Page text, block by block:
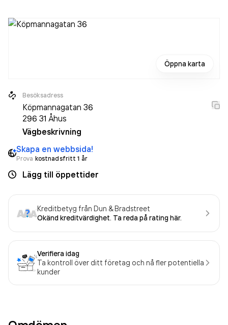
räkenskapsåret (2025).
Öppna karta
Besöksadress
Köpmannagatan 36
296 31 Åhus
Vägbeskrivning
Skapa en webbsida!
Prova kostnadsfritt 1 år
Lägg till öppettider
Kreditbetyg från Dun & Bradstreet
Okänd kreditvärdighet. Ta reda på rating här.
Verifiera idag
Ta kontroll över ditt företag och nå fler potentiella
kunder